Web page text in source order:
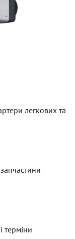
легкових та
терміни